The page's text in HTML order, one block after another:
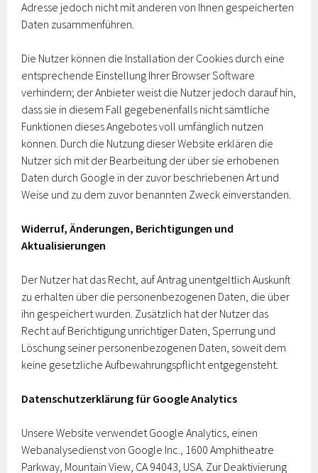
Adresse jedoch nicht mit anderen von Ihnen gespeicherten
Daten zusammenführen.
Die Nutzer können die Installation der Cookies durch eine
entsprechende Einstellung Ihrer Browser Software
verhindern; der Anbieter weist die Nutzer jedoch darauf hin,
dass sie in diesem Fall gegebenenfalls nicht sämtliche
Funktionen dieses Angebotes voll umfänglich nutzen
können. Durch die Nutzung dieser Website erklären die
Nutzer sich mit der Bearbeitung der über sie erhobenen
Daten durch Google in der zuvor beschriebenen Art und
Weise und zu dem zuvor benannten Zweck einverstanden.
Widerruf, Änderungen, Berichtigungen und
Aktualisierungen
Der Nutzer hat das Recht, auf Antrag unentgeltlich Auskunft
zu erhalten über die personenbezogenen Daten, die über
ihn gespeichert wurden. Zusätzlich hat der Nutzer das
Recht auf Berichtigung unrichtiger Daten, Sperrung und
Löschung seiner personenbezogenen Daten, soweit dem
keine gesetzliche Aufbewahrungspflicht entgegensteht.
Datenschutzerklärung für Google Analytics
Unsere Website verwendet Google Analytics, einen
Webanalysedienst von Google Inc., 1600 Amphitheatre
Parkway, Mountain View, CA 94043, USA. Zur Deaktivierung